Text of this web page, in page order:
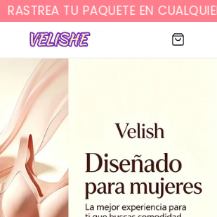
TU PAQUETE EN CUALQUIER
Carrito